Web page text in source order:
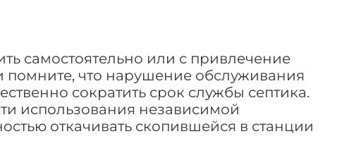
самостоятельно или с привлечение
помните, что нарушение обслуживания
сократить срок службы септика.
использования независимой
откачивать скопившейся в станции